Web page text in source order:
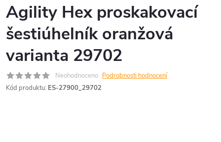
Agility Hex proskakovací
šestiúhelník oranžová
varianta 29702
Neohodnoceno Podrobnosti hodnocení
Kód produktu: ES-27900_29702